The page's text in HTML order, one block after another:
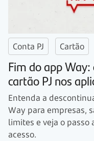
Conta PJ Cartão
Fim do app
cartão PJ nos
Entenda a
Way para empresas,
limites e veja o passo
acesso.